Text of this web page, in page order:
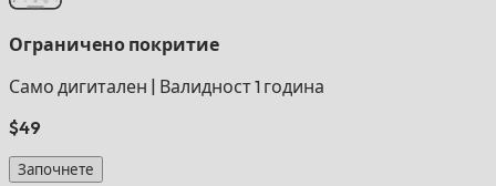
Ограничено покритие
Само дигитален
Валидност 1 година
$49
Започнете